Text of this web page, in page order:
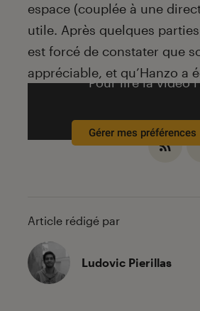
espace (couplée à une
utile. Après quelques
est forcé de constater que
appréciable, et qu’Hanzo a
Pour lire la vidéo
Gérer mes préférences
Article rédigé par
Ludovic Pierillas